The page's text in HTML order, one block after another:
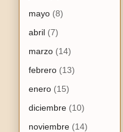
mayo (8)
abril (7)
marzo (14)
febrero (13)
enero (15)
diciembre (10)
noviembre (14)